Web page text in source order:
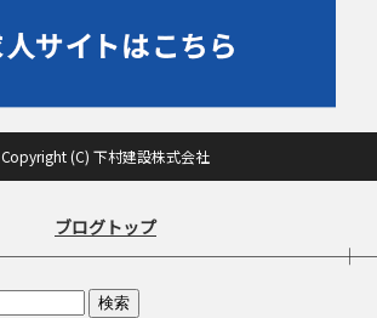
Copyright (C) 下村建設株式会社
ブログトップ